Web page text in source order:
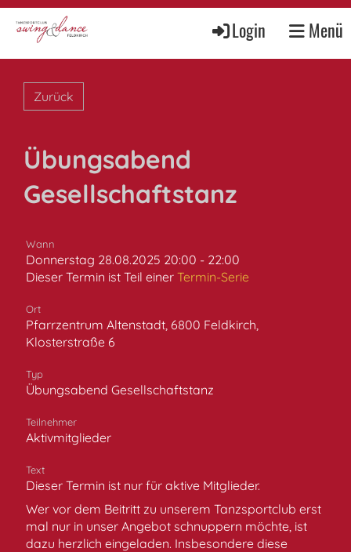
Login Menü
Zurück
Übungsabend
Gesellschaftstanz
Wann
Donnerstag 28.08.2025 20:00 - 22:00
Dieser Termin ist Teil einer Termin-Serie
Ort
Pfarrzentrum Altenstadt, 6800 Feldkirch,
Klosterstraße 6
Typ
Übungsabend Gesellschaftstanz
Teilnehmer
Aktivmitglieder
Text
Dieser Termin ist nur für aktive Mitglieder.
Wer vor dem Beitritt zu unserem Tanzsportclub erst
mal nur in unser Angebot schnuppern möchte, ist
dazu herzlich eingeladen. Insbesondere diese